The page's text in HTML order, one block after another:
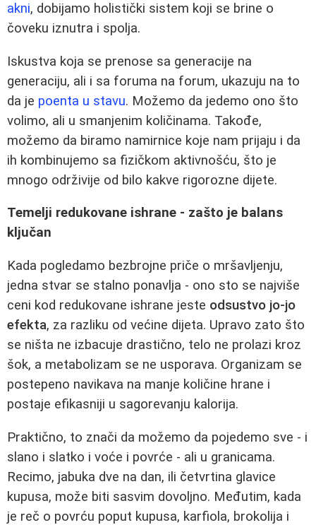
akni, dobijamo holistički sistem koji se brine o
čoveku iznutra i spolja.
Iskustva koja se prenose sa generacije na
generaciju, ali i sa foruma na forum, ukazuju na to
da je poenta u stavu. Možemo da jedemo ono što
volimo, ali u smanjenim količinama. Takođe,
možemo da biramo namirnice koje nam prijaju i da
ih kombinujemo sa fizičkom aktivnošću, što je
mnogo održivije od bilo kakve rigorozne dijete.
Temelji redukovane ishrane - zašto je balans
ključan
Kada pogledamo bezbrojne priče o mršavljenju,
jedna stvar se stalno ponavlja - ono sto se najviše
ceni kod redukovane ishrane jeste odsustvo jo-jo
efekta, za razliku od većine dijeta. Upravo zato što
se ništa ne izbacuje drastično, telo ne prolazi kroz
šok, a metabolizam se ne usporava. Organizam se
postepeno navikava na manje količine hrane i
postaje efikasniji u sagorevanju kalorija.
Praktično, to znači da možemo da pojedemo sve - i
slano i slatko i voće i povrće - ali u granicama.
Recimo, jabuka dve na dan, ili četvrtina glavice
kupusa, može biti sasvim dovoljno. Međutim, kada
je reč o povrću poput kupusa, karfiola, brokolija i